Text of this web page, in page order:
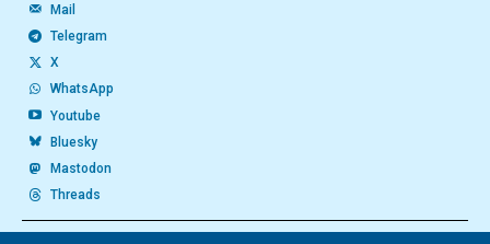
Mail
Telegram
X
WhatsApp
Youtube
Bluesky
Mastodon
Threads